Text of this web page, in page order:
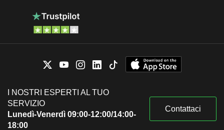
I NOSTRI ESPERTI AL TUO
SERVIZIO
Lunedì-Venerdì 09:00-12:00/14:00-
18:00
Contattaci